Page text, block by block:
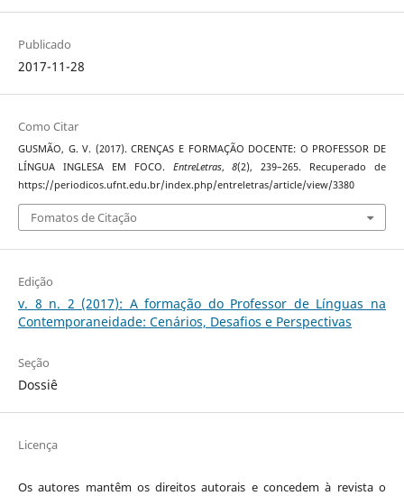
Publicado
2017-11-28
Como Citar
GUSMÃO, G. V. (2017). CRENÇAS E FORMAÇÃO DOCENTE: O PROFESSOR DE
LÍNGUA INGLESA EM FOCO. EntreLetras,8(2), 239–265. Recuperado de
https://periodicos.ufnt.edu.br/index.php/entreletras/article/view/3380
Fomatos de Citação
Edição
v. 8 n. 2 (2017): A formação do Professor de Línguas na
Contemporaneidade: Cenários, Desafios e Perspectivas
Seção
Dossiê
Licença
Os autores mantêm os direitos autorais e concedem à revista o